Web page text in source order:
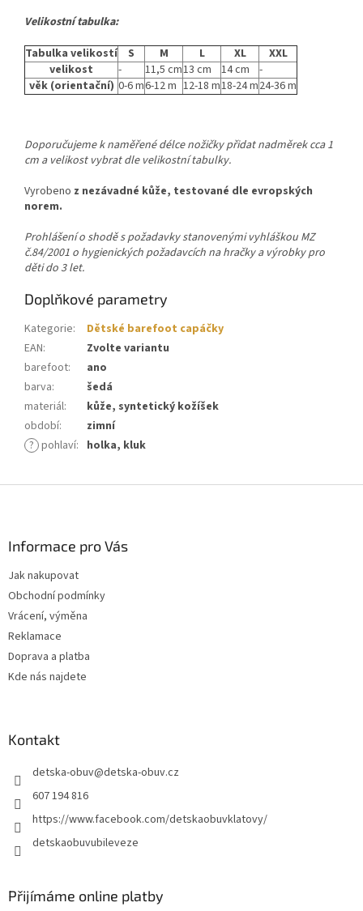
Velikostní tabulka:
Tabulka velikostí
S M L XL
XXL
velikost
- 11,5 cm13 cm 14 cm
-
věk (orientační) 0-6 m6-12 m 12-18 m18-24 m24-36 m
Doporučujeme k naměřené délce nožičky přidat nadměrek cca 1
cm a velikost vybrat dle velikostní tabulky.
Vyrobeno z nezávadné kůže, testované dle evropských
norem.
Prohlášení o shodě s požadavky stanovenými vyhláškou MZ
č.84/2001 o hygienických požadavcích na hračky a výrobky pro
děti do 3 let.
Doplňkové parametry
Kategorie:
Dětské barefoot capáčky
EAN:
Zvolte variantu
barefoot:
ano
barva:
šedá
materiál:
kůže, syntetický kožíšek
období:
zimní
? pohlaví: holka, kluk
Informace pro Vás
Jak nakupovat
Obchodní podmínky
Vrácení, výměna
Reklamace
Doprava a platba
Kde nás najdete
Kontakt
detska-obuv@detska-obuv.cz
607 194 816
https://www.facebook.com/detskaobuvklatovy/
detskaobuvubileveze
Přijímáme online platby